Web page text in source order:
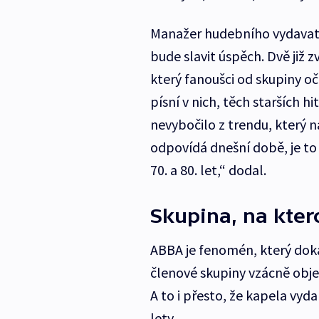
Manažer hudebního
bude slavit úspěch. Dvě již
který fanoušci od skupiny
písní v nich, těch starších
nevybočilo z trendu, který
odpovídá dnešní době, je
70. a 80. let,“ dodal.
Skupina, na
ABBA je fenomén, který
členové skupiny vzácně
A to i přesto, že kapela